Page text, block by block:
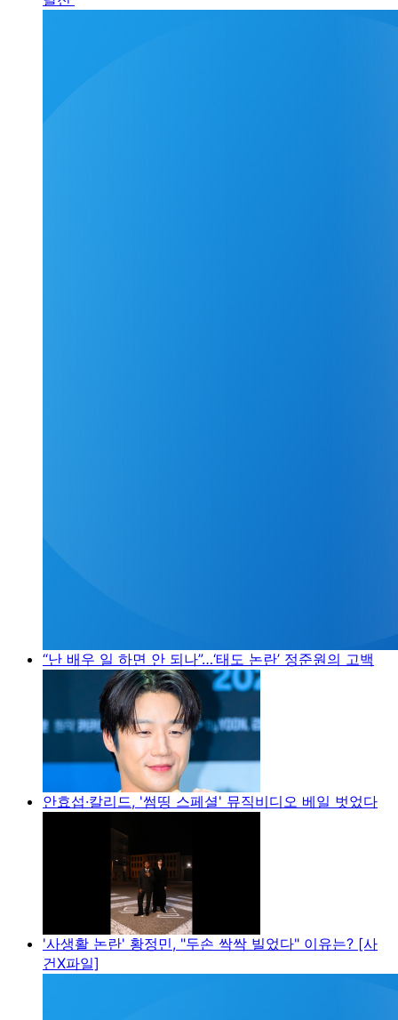
“난 배우 일 하면 안 되나”…‘태도 논란’ 정준원의 고백
안효섭·칼리드, '썸띵 스페셜' 뮤직비디오 베일 벗었다
'사생활 논란' 황정민, "두손 싹싹 빌었다" 이유는? [사
건X파일]